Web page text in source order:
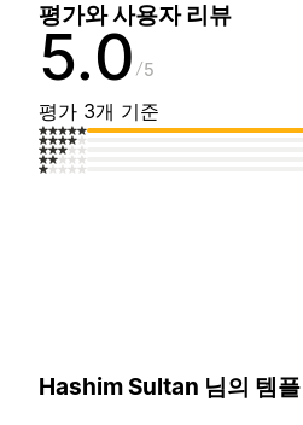
평가와 사용자 리뷰
5.0 5
평가 3개 기준
Hashim Sultan 님의 템플